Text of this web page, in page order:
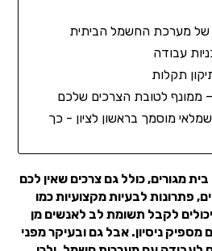
של מערכת החשמל הביתית
עבודה
תקלות
– ממונף לטובת הצרכים שלכם
מוסמך בראשון לציון - כך
מגורים, כולל גם צרכים שאין לכם
פתרונות לבעיות מקצועיות כמו
לקבל תשומת לב לאנשים מן
ניסיון. אבל גם ובעיקר מפני